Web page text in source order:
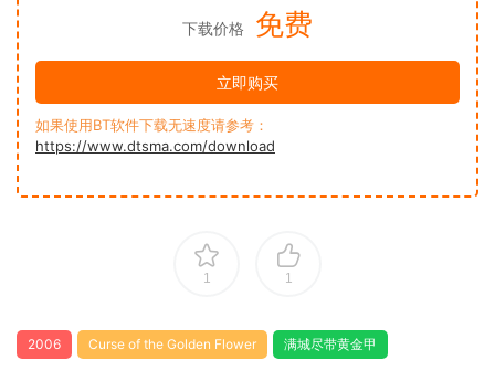
下载价格 免费
立即购买
如果使用BT软件下载无速度请参考：
https://www.dtsma.com/download
1 1
2006 Curse of the Golden Flower 满城尽带黄金甲